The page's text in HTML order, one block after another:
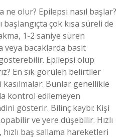
ne olur? Epilepsi nasıl başlar?
çok kısa süreli de
1-2 saniye süren
veya bacaklarda basit
Epilepsi olup
En sık görülen belirtiler
kasılmalar: Bunlar genellikle
kontrol edilemeyen
gösterir. Bilinç kaybı: Kişi
ve yere düşebilir. Hızlı
baş sallama hareketleri